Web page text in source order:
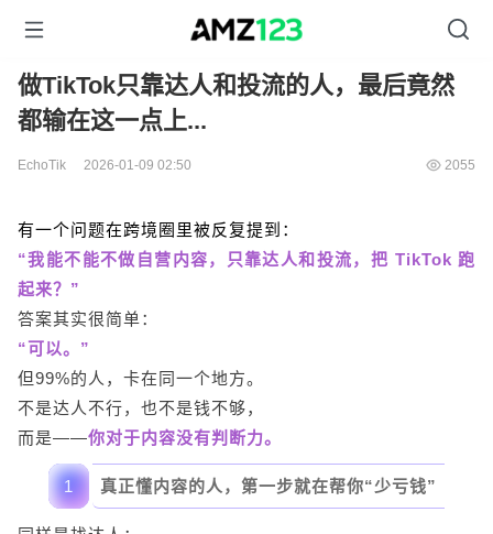
做TikTok只靠达人和投流的人，最后竟然
都输在这一点上...
EchoTik 2026-01-09 02:50 2055
有一个问题在跨境圈里被反复提到：
“我能不能不做自营内容，只靠达人和投流，把 TikTok 跑
起来？”
答案其实很简单：
“可以。”
但99%的人，卡在同一个地方。
不是达人不行，也不是钱不够，
而是——你对于内容没有判断力。
1 真正懂内容的人，第一步就在帮你“少亏钱”